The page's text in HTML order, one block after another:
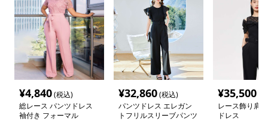
¥4,840(税込)
総レース パンツドレス
袖付き フォーマル
¥32,860(税込)
パンツドレス エレガン
トフリルスリーブパンツ
¥35,500
レース飾り肩
ドレス